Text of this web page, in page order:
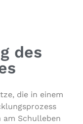
des
die in einem
Schul­le­ben